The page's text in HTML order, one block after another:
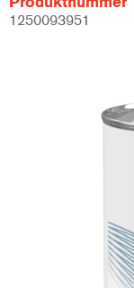
1250093951